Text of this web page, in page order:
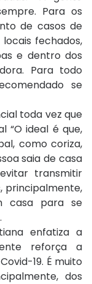
Para os
de casos de
fechados,
e dentro dos
Para todo
se
toda vez que
“O ideal é que,
como coriza,
saia de casa
transmitir
principalmente,
casa para se
enfatiza a
reforça a
19. É muito
dos